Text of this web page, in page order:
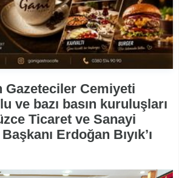
Gazeteciler Cemiyeti
ve bazı basın kuruluşları
Ticaret ve Sanayi
Erdoğan Bıyık’ı